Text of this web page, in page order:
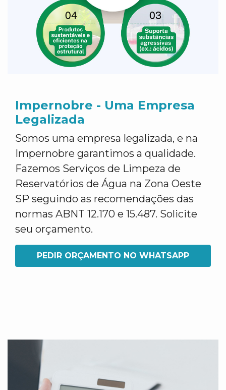
Impernobre - Uma Empresa
Legalizada
Somos uma empresa legalizada, e na
Impernobre garantimos a qualidade.
Fazemos Serviços de Limpeza de
Reservatórios de Água na Zona Oeste
SP seguindo as recomendações das
normas ABNT 12.170 e 15.487. Solicite
seu orçamento.
PEDIR ORÇAMENTO NO WHATSAPP